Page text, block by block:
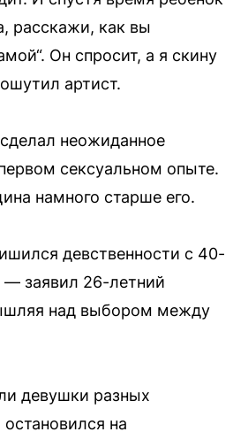
расскажи, как вы
Он спросит, а я скину
артист.
неожиданное
сексуальном опыте.
намного старше его.
девственности с 40-
заявил 26-летний
над выбором между
девушки разных
остановился на